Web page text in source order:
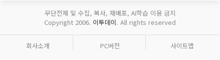
무단전재 및 수집, 복사, 재배포, AI학습 이용 금지
Copyright 2006. 이투데이. All rights reserved
회사소개 PC버전 사이트맵